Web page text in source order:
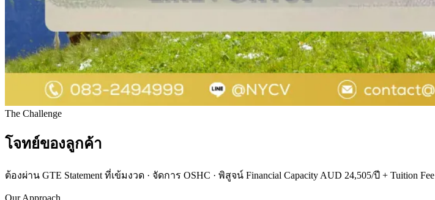
The Challenge
โจทย์ของลูกค้า
ต้องผ่าน GTE Statement ที่เข้มงวด · จัดการ OSHC · พิสูจน์ Financial Capacity AUD 24,505/ปี + Tuition Fee
Our Approach